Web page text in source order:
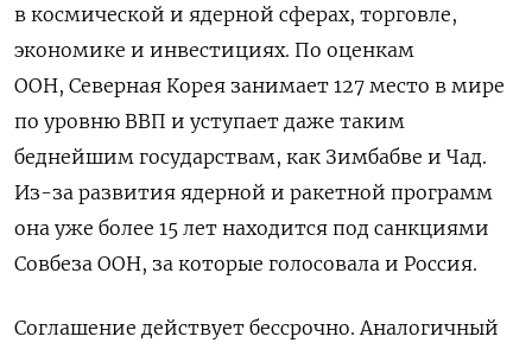
в космической и ядерной сферах, торговле,
экономике и инвестициях. По оценкам
ООН, Северная Корея занимает 127 место в мире
по уровню ВВП и уступает даже таким
беднейшим государствам, как Зимбабве и Чад.
Из-за развития ядерной и ракетной программ
она уже более 15 лет находится под санкциями
Совбеза ООН, за которые голосовала и Россия.
Соглашение действует бессрочно. Аналогичный